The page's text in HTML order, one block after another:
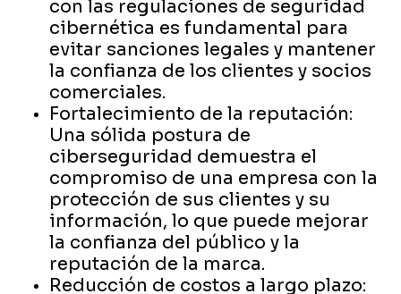
con las regulaciones de seguridad
cibernética es fundamental para
evitar sanciones legales y mantener
la confianza de los clientes y socios
comerciales.
Fortalecimiento de la reputación:
Una sólida postura de
ciberseguridad demuestra el
compromiso de una empresa con la
protección de sus clientes y su
información, lo que puede mejorar
la confianza del público y la
reputación de la marca.
Reducción de costos a largo plazo: